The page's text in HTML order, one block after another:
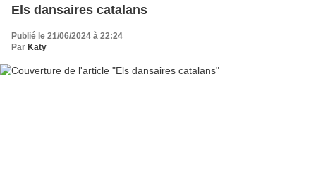
Els dansaires catalans
Publié le 21/06/2024 à 22:24
Par Katy